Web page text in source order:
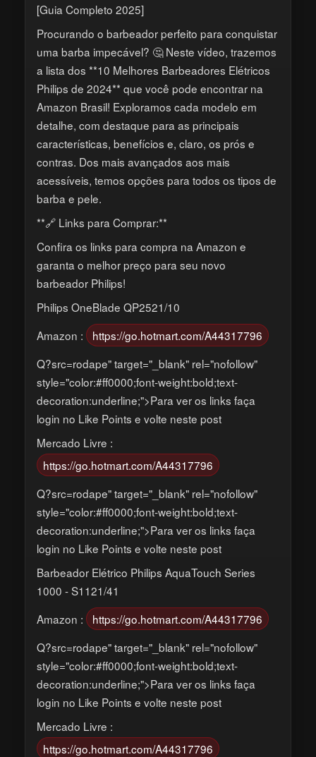
[Guia Completo 2025]
Procurando o barbeador perfeito para conquistar
uma barba impecável? 🤔 Neste vídeo, trazemos
a lista dos **10 Melhores Barbeadores Elétricos
Philips de 2024** que você pode encontrar na
Amazon Brasil! Exploramos cada modelo em
detalhe, com destaque para as principais
características, benefícios e, claro, os prós e
contras. Dos mais avançados aos mais
acessíveis, temos opções para todos os tipos de
barba e pele.
**🔗 Links para Comprar:**
Confira os links para compra na Amazon e
garanta o melhor preço para seu novo
barbeador Philips!
Philips OneBlade QP2521/10
Amazon :
https://go.hotmart.com/A44317796
Q?src=rodape" target="_blank" rel="nofollow"
style="color:#ff0000;font-weight:bold;text-
decoration:underline;">Para ver os links faça
login no Like Points e volte neste post
Mercado Livre :
https://go.hotmart.com/A44317796
Q?src=rodape" target="_blank" rel="nofollow"
style="color:#ff0000;font-weight:bold;text-
decoration:underline;">Para ver os links faça
login no Like Points e volte neste post
Barbeador Elétrico Philips AquaTouch Series
1000 - S1121/41
Amazon :
https://go.hotmart.com/A44317796
Q?src=rodape" target="_blank" rel="nofollow"
style="color:#ff0000;font-weight:bold;text-
decoration:underline;">Para ver os links faça
login no Like Points e volte neste post
Mercado Livre :
https://go.hotmart.com/A44317796